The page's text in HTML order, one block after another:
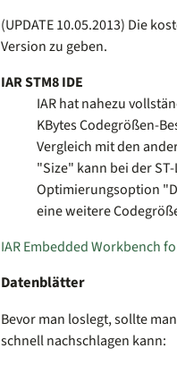
(UPDATE 10.05.2013) Die
Version zu geben.
IAR STM8 IDE
IAR hat nahezu
KBytes Codegrößen-
Vergleich mit den
"Size" kann bei der
Optimierungsoption
eine weitere
IAR Embedded Workbench
Datenblätter
Bevor man loslegt, sollte
schnell nachschlagen kann: